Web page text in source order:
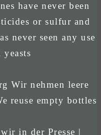
have never been
or sulfur and
never seen any use
Wir nehmen leere
reuse empty bottles
in der Presse |